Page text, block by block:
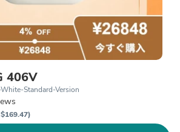
406V
Standard-Version